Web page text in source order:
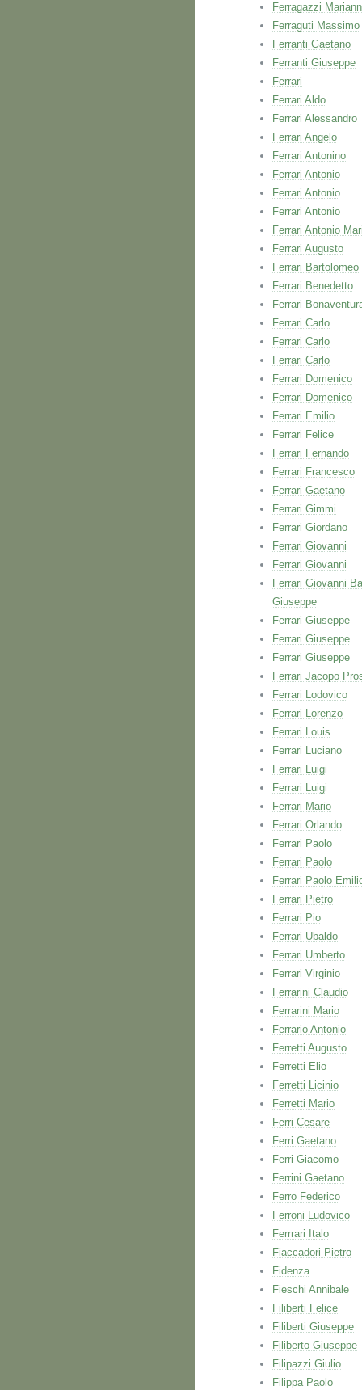
Ferragazzi
Ferraguti Massimo
Ferranti Gaetano
Ferranti Giuseppe
Ferrari
Ferrari Aldo
Ferrari Alessandro
Ferrari Angelo
Ferrari Antonino
Ferrari Antonio
Ferrari Antonio
Ferrari Antonio
Ferrari Antonio
Ferrari Augusto
Ferrari Bartolomeo
Ferrari Benedetto
Ferrari
Ferrari Carlo
Ferrari Carlo
Ferrari Carlo
Ferrari Domenico
Ferrari Domenico
Ferrari Emilio
Ferrari Felice
Ferrari Fernando
Ferrari Francesco
Ferrari Gaetano
Ferrari Gimmi
Ferrari Giordano
Ferrari Giovanni
Ferrari Giovanni
Ferrari Giovanni
Giuseppe
Ferrari Giuseppe
Ferrari Giuseppe
Ferrari Giuseppe
Ferrari Jacopo
Ferrari Lodovico
Ferrari Lorenzo
Ferrari Louis
Ferrari Luciano
Ferrari Luigi
Ferrari Luigi
Ferrari Mario
Ferrari Orlando
Ferrari Paolo
Ferrari Paolo
Ferrari Paolo
Ferrari Pietro
Ferrari Pio
Ferrari Ubaldo
Ferrari Umberto
Ferrari Virginio
Ferrarini Claudio
Ferrarini Mario
Ferrario Antonio
Ferretti Augusto
Ferretti Elio
Ferretti Licinio
Ferretti Mario
Ferri Cesare
Ferri Gaetano
Ferri Giacomo
Ferrini Gaetano
Ferro Federico
Ferroni Ludovico
Ferrrari Italo
Fiaccadori Pietro
Fidenza
Fieschi Annibale
Filiberti Felice
Filiberti Giuseppe
Filiberto Giuseppe
Filipazzi Giulio
Filippa Paolo